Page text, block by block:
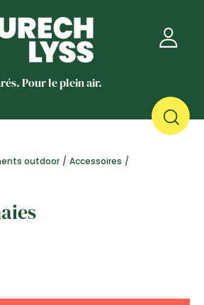
Pour le plein air.
outdoor / Accessoires /